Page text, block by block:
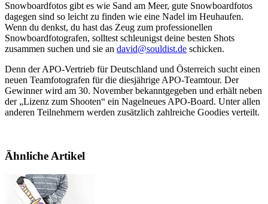
Snowboardfotos gibt es wie Sand am Meer, gute Snowboardfotos
dagegen sind so leicht zu finden wie eine Nadel im Heuhaufen.
Wenn du denkst, du hast das Zeug zum professionellen
Snowboardfotografen, solltest schleunigst deine besten Shots
zusammen suchen und sie an david@souldist.de schicken.
Denn der APO-Vertrieb für Deutschland und Österreich sucht einen
neuen Teamfotografen für die diesjährige APO-Teamtour. Der
Gewinner wird am 30. November bekanntgegeben und erhält neben
der „Lizenz zum Shooten“ ein Nagelneues APO-Board. Unter allen
anderen Teilnehmern werden zusätzlich zahlreiche Goodies verteilt.
Ähnliche Artikel